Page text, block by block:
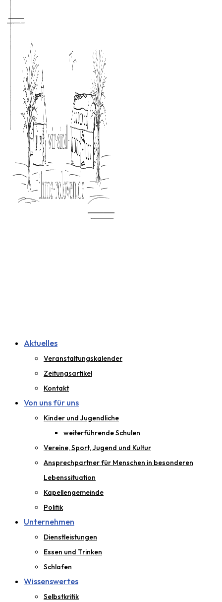
Aktuelles
Veranstaltungskalender
Zeitungsartikel
Kontakt
Von uns für uns
Kinder und Jugendliche
weiterführende Schulen
Vereine, Sport, Jugend und Kultur
Ansprechpartner für Menschen in besonderen
Lebenssituation
Kapellengemeinde
Politik
Unternehmen
Dienstleistungen
Essen und Trinken
Schlafen
Wissenswertes
Selbstkritik